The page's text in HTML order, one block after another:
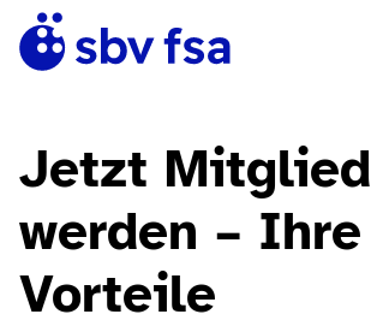
Jetzt Mitglied
werden – Ihre
Vorteile